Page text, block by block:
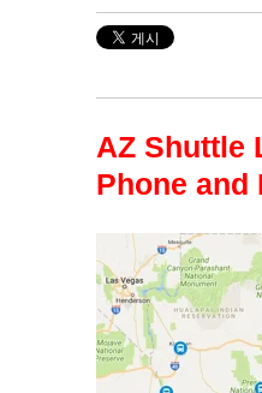
AZ Shuttle
Phone and